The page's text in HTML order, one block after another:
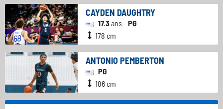
CAYDEN DAUGHTRY
17.3ans - PG
178 cm
ANTONIO PEMBERTON
PG
186 cm